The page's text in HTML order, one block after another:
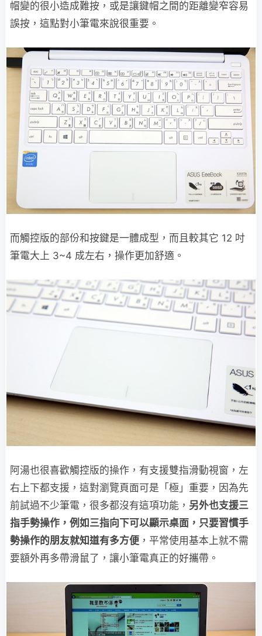
帽變的很小造成難按，或是讓鍵帽之間的距離變窄容易
誤按，這點對小筆電來說很重要。
而觸控版的部份和按鍵是一體成型，而且較其它 12 吋
筆電大上 3~4 成左右，操作更加舒適。
阿湯也很喜歡觸控版的操作，有支援雙指滑動視窗，左
右上下都支援，這對瀏覽頁面可是「極」重要，因為先
前試過不少筆電，很多都沒有這項功能， 另外也支援三
指手勢操作，例如三指向下可以顯示桌面，只要習慣手
勢操作的朋友就知道有多方便 ，平常使用基本上就不需
要額外再多帶滑鼠了，讓小筆電真正的好攜帶。